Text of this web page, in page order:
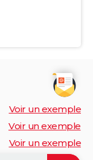
Voir un exemple
Voir un exemple
Voir un exemple